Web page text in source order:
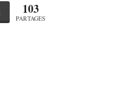
103
PARTAGES